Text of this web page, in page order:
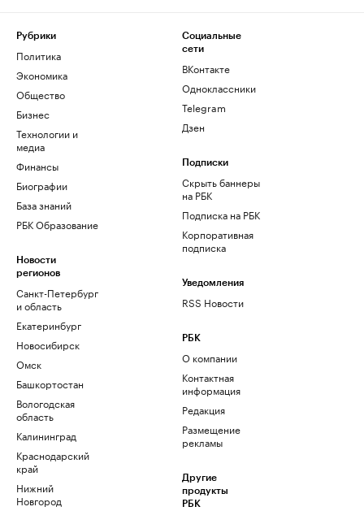
Рубрики
Политика
Экономика
Общество
Бизнес
Технологии и
медиа
Финансы
Биографии
База знаний
РБК Образование
Новости
регионов
Санкт-Петербург
и область
Екатеринбург
Новосибирск
Омск
Башкортостан
Вологодская
область
Калининград
Краснодарский
край
Нижний
Новгород
Социальные
сети
ВКонтакте
Одноклассники
Telegram
Дзен
Подписки
Скрыть баннеры
на РБК
Подписка на РБК
Корпоративная
подписка
Уведомления
RSS Новости
РБК
О компании
Контактная
информация
Редакция
Размещение
рекламы
Другие
продукты
РБК